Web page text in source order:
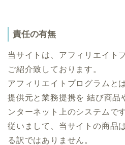
責任の有無
当サイトは、アフィリエイト
ご紹介致しております。
アフィリエイトプログラムと
提供元と業務提携を 結び商品
ンターネット上のシステムです
従いまして、当サイトの商品
る訳ではありません。